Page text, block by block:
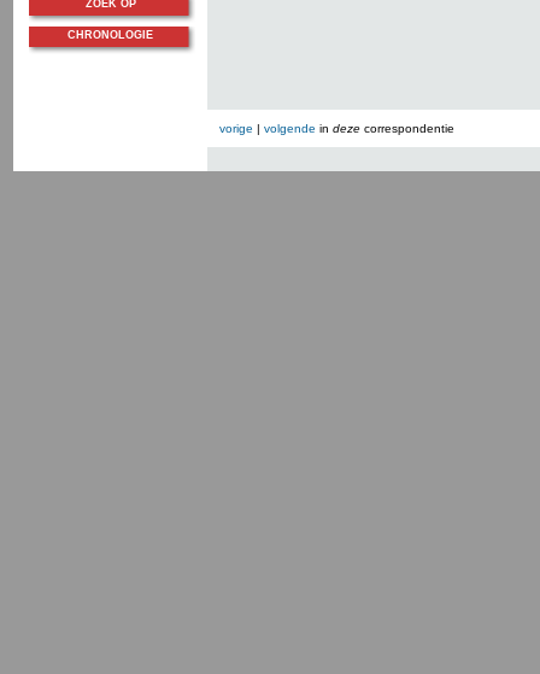
vorige | volgende in deze correspondentie
ZOEK OP
CHRONOLOGIE